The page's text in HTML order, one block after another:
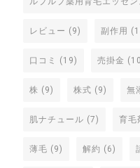
レビュー (9) 副作用
口コミ (19) 売掛金
株 (9) 株式 (9) 無
肌ナチュール (7) 育毛
薄毛 (9) 解約 (6)